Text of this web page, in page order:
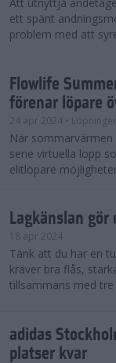
Att utnyttja
ett spänt
problem med att
Flowlife
förenar löpare
24 apr 2024 • Löpningen
När
serie virtuella lopp
elitlöpare
Lagkänslan
18 apr 2024
Tänk att du har en
kräver bra flås,
tillsammans med
adidas
platser kvar